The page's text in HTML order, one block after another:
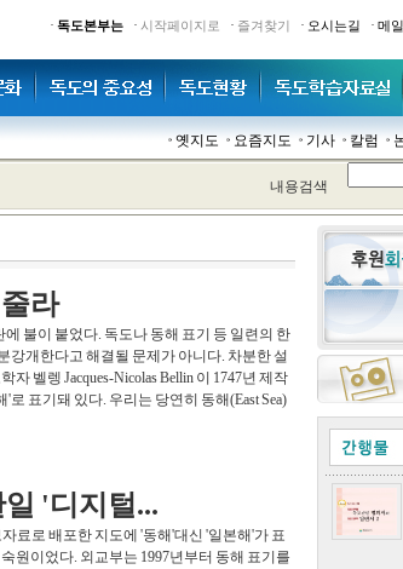
· 독도본부는 · 시작페이지로 · 즐겨찾기 · 오시는길 · 메
옛지도 요즘지도 기사 칼럼
내용검색
라
불이 붙었다. 독도나 동해 표기 등 일련의 한
강개한다고 해결될 문제가 아니다. 차분한 설
벨렝 Jacques-Nicolas Bellin 이 1747년 제작
표기돼 있다. 우리는 당연히 동해(East Sea)
'디지털...
료로 배포한 지도에 '동해'대신 '일본해'가 표
원이었다. 외교부는 1997년부터 동해 표기를